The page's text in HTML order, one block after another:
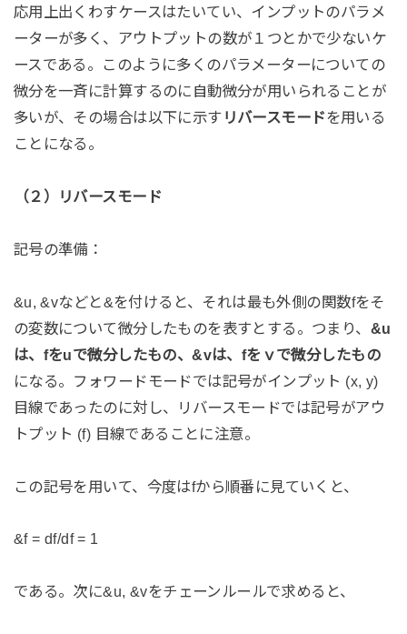
応用上出くわすケースはたいてい、インプットのパラメ
ーターが多く、アウトプットの数が１つとかで少ないケ
ースである。このように多くのパラメーターについての
微分を一斉に計算するのに自動微分が用いられることが
多いが、その場合は以下に示す リバースモードを用いる
ことになる。
（２）リバースモード
記号の準備：
&u, &vなどと&を付けると、それは最も外側の関数fをそ
の変数について微分したものを表すとする。つまり、 &u
は、fをuで微分したもの、&vは、fをｖで微分したもの
になる。フォワードモードでは記号がインプット (x, y)
目線であったのに対し、リバースモードでは記号がアウ
トプット (f) 目線であることに注意。
この記号を用いて、今度はfから順番に見ていくと、
&f = df/df = 1
である。次に&u, &vをチェーンルールで求めると、